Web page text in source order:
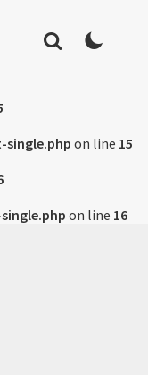
on line 15
on line 16